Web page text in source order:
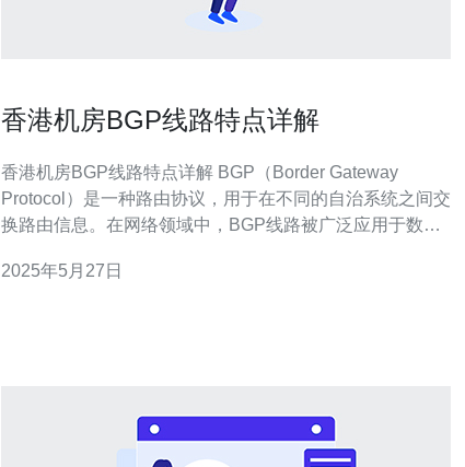
香港机房BGP线路特点详解
香港机房BGP线路特点详解 BGP（Border Gateway
Protocol）是一种路由协议，用于在不同的自治系统之间交
换路由信息。在网络领域中，BGP线路被广泛应用于数据
传输。 香港作为亚洲重要的网络枢纽，其机房BGP线路具
2025年5月27日